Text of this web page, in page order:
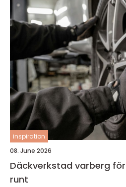
inspiration
08. June 2026
Däckverkstad varberg
runt